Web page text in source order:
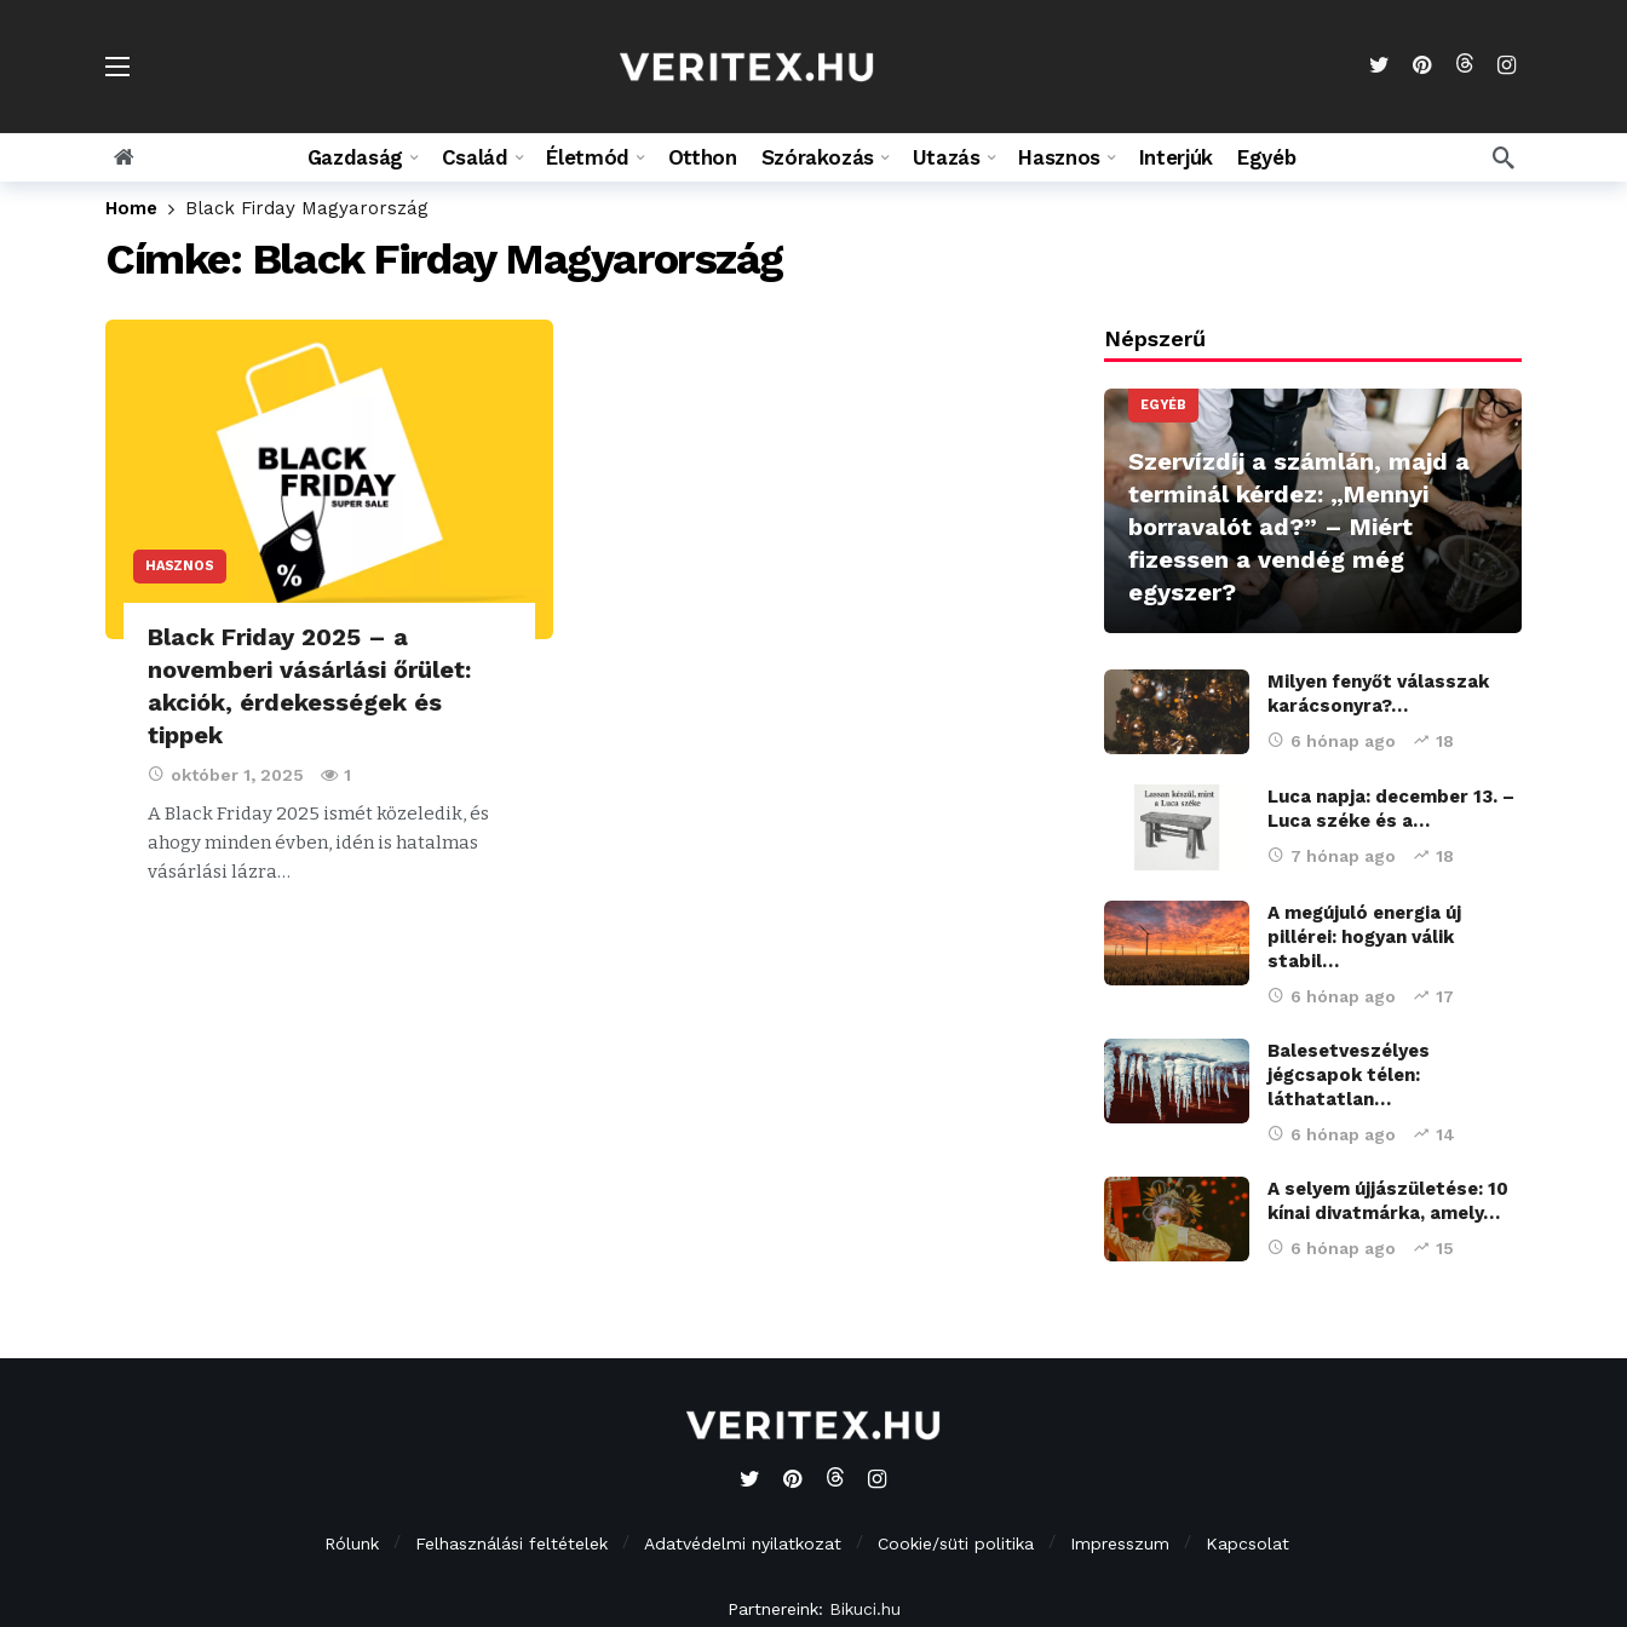
Gazdaság Család Életmód Otthon Szórakozás Utazás Hasznos Interjúk Egyéb
Home Black Firday Magyarország
Címke: Black Firday Magyarország
HASZNOS
Black Friday 2025 – a
novemberi vásárlási őrület:
akciók, érdekességek és
tippek
október 1, 2025 1
A Black Friday 2025 ismét közeledik, és
ahogy minden évben, idén is hatalmas
vásárlási lázra…
Népszerű
EGYÉB
Szervízdíj a számlán, majd a
terminál kérdez: „Mennyi
borravalót ad?” – Miért
fizessen a vendég még
egyszer?
Milyen fenyőt válasszak
karácsonyra?…
6 hónap ago 18
Luca napja: december 13. –
Luca széke és a…
7 hónap ago 18
A megújuló energia új
pillérei: hogyan válik
stabil…
6 hónap ago 17
Balesetveszélyes
jégcsapok télen:
láthatatlan…
6 hónap ago 14
A selyem újjászületése: 10
kínai divatmárka, amely…
6 hónap ago 15
Rólunk Felhasználási feltételek Adatvédelmi nyilatkozat Cookie/süti politika Impresszum Kapcsolat
Partnereink: Bikuci.hu